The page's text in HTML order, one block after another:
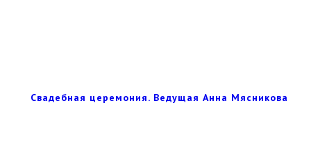
Свадебная церемония. Ведущая Анна Мясникова